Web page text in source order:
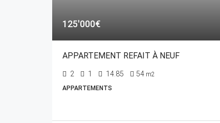
125'000€
APPARTEMENT REFAIT À NEUF
2 1 14.85 54 m2
APPARTEMENTS